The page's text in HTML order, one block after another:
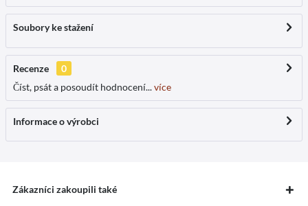
Soubory ke stažení
Recenze
0
Číst, psát a posoudít hodnocení...více
Informace o výrobci
Zákazníci zakoupili také